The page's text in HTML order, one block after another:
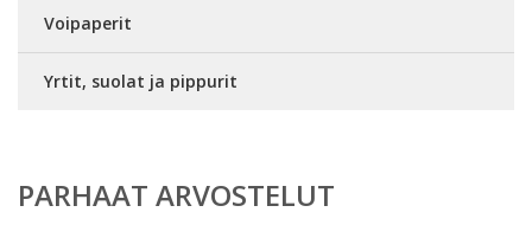
Voipaperit
Yrtit, suolat ja pippurit
PARHAAT ARVOSTELUT